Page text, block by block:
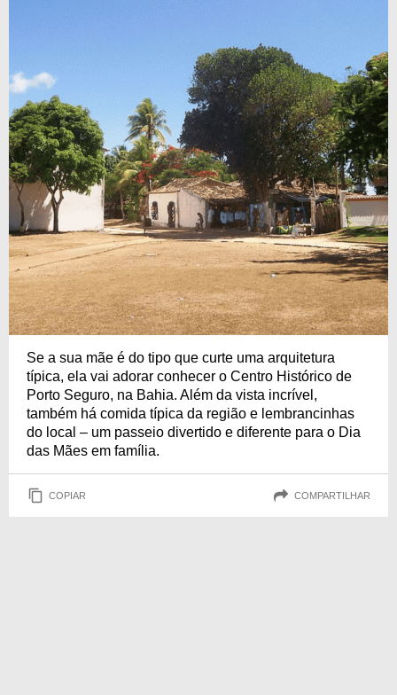
Se a sua mãe é do tipo que curte uma arquitetura
típica, ela vai adorar conhecer o Centro Histórico de
Porto Seguro, na Bahia. Além da vista incrível,
também há comida típica da região e lembrancinhas
do local – um passeio divertido e diferente para o Dia
das Mães em família.
COPIAR COMPARTILHAR